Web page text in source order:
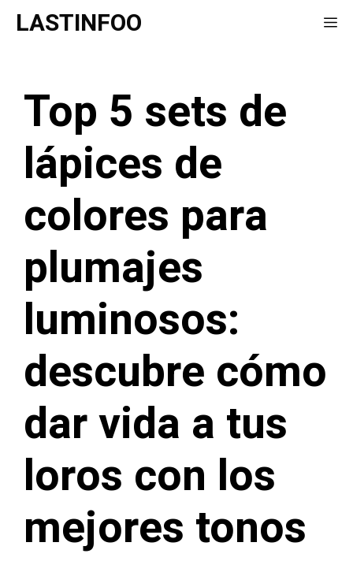
Saltar
LASTINFOO
Top 5 sets de
lápices de
colores para
plumajes
luminosos:
descubre cómo
dar vida a tus
loros con los
mejores tonos